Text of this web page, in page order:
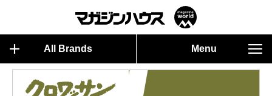
All Brands Menu